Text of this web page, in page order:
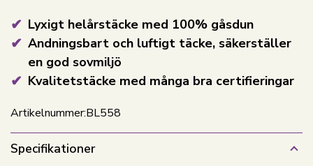
Lyxigt helårstäcke med 100% gåsdun
Andningsbart och luftigt täcke, säkerställer
en god sovmiljö
Kvalitetstäcke med många bra certifieringar
Artikelnummer:BL558
Specifikationer